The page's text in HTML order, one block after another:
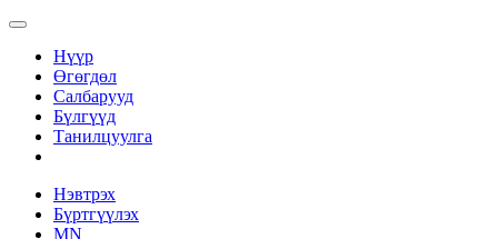
Нүүр
Өгөгдөл
Салбарууд
Бүлгүүд
Танилцуулга
Нэвтрэх
Бүртгүүлэх
MN